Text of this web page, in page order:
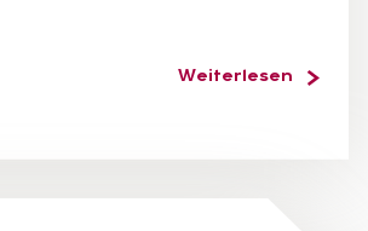
Weiterlesen